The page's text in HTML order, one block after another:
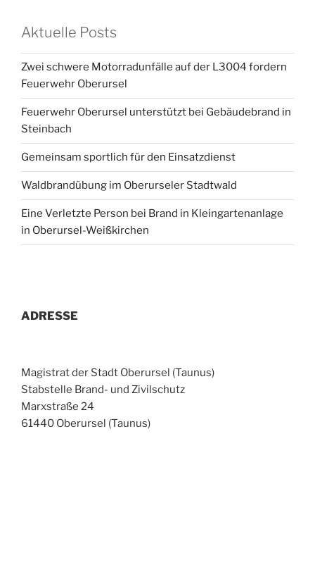
Aktuelle Posts
Zwei schwere Motorradunfälle auf der L3004 fordern
Feuerwehr Oberursel
Feuerwehr Oberursel unterstützt bei Gebäudebrand in
Steinbach
Gemeinsam sportlich für den Einsatzdienst
Waldbrandübung im Oberurseler Stadtwald
Eine Verletzte Person bei Brand in Kleingartenanlage
in Oberursel-Weißkirchen
ADRESSE
Magistrat der Stadt Oberursel (Taunus)
Stabstelle Brand- und Zivilschutz
Marxstraße 24
61440 Oberursel (Taunus)